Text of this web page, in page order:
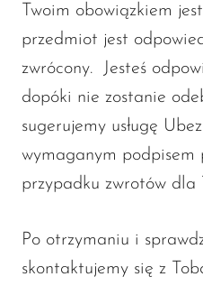
Twoim obowiązkiem
przedmiot jest
zwrócony. Jesteś
dopóki nie zostanie
sugerujemy usługę
wymaganym podpisem
przypadku zwrotów dla
Po otrzymaniu i
skontaktujemy się z